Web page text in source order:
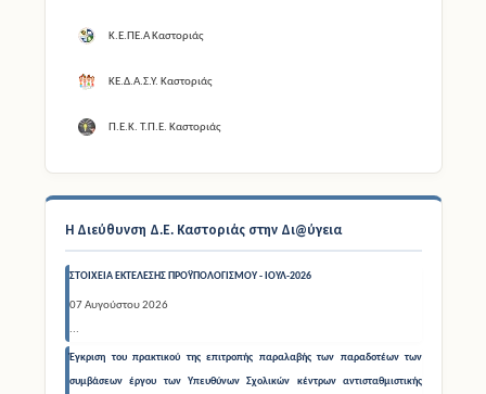
Κ.Ε.ΠΕ.Α Καστοριάς
ΚΕ.Δ.Α.Σ.Υ. Καστοριάς
Π.Ε.Κ. Τ.Π.Ε. Καστοριάς
Η Διεύθυνση Δ.Ε. Καστοριάς στην Δι@ύγεια
ΣΤΟΙΧΕΙΑ ΕΚΤΕΛΕΣΗΣ ΠΡΟΫΠΟΛΟΓΙΣΜΟΥ - ΙΟΥΛ-2026
07 Αυγούστου 2026
...
Έγκριση του πρακτικού της επιτροπής παραλαβής των παραδοτέων των
συμβάσεων έργου των Υπευθύνων Σχολικών κέντρων αντισταθμιστικής